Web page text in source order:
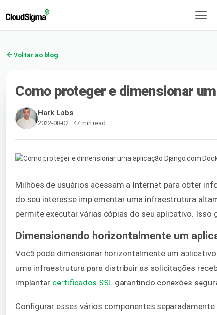
Voltar ao blog
Como proteger e dimensionar
Hark Labs
2022-08-02 · 47 min read
Milhões de usuários acessam a Internet para obter
do seu interesse implementar uma infraestrutura
permite executar várias cópias do seu aplicativo.
Dimensionando horizontalmente um
Você pode dimensionar horizontalmente um
uma infraestrutura para distribuir as solicitações
implantar certificados SSL garantindo conexões
Configurar esses vários componentes